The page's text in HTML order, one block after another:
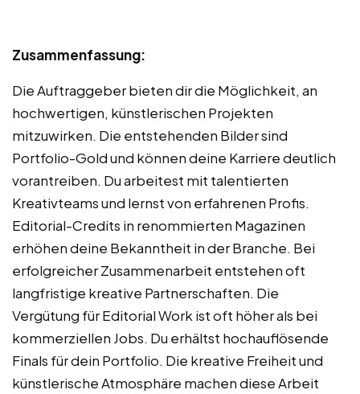
Zusammenfassung:
Die Auftraggeber bieten dir die Möglichkeit, an
hochwertigen, künstlerischen Projekten
mitzuwirken. Die entstehenden Bilder sind
Portfolio-Gold und können deine Karriere deutlich
vorantreiben. Du arbeitest mit talentierten
Kreativteams und lernst von erfahrenen Profis.
Editorial-Credits in renommierten Magazinen
erhöhen deine Bekanntheit in der Branche. Bei
erfolgreicher Zusammenarbeit entstehen oft
langfristige kreative Partnerschaften. Die
Vergütung für Editorial Work ist oft höher als bei
kommerziellen Jobs. Du erhältst hochauflösende
Finals für dein Portfolio. Die kreative Freiheit und
künstlerische Atmosphäre machen diese Arbeit